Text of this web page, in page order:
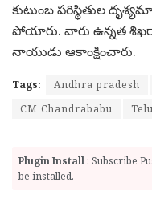
కుటుంబ పరిస్థితుల
పోయారు. వారు ఉన్నత
నాయుడు ఆకాంక్షించారు.
Tags: Andhra pradesh
CM Chandrababu
Plugin Install : Subscribe
be installed.